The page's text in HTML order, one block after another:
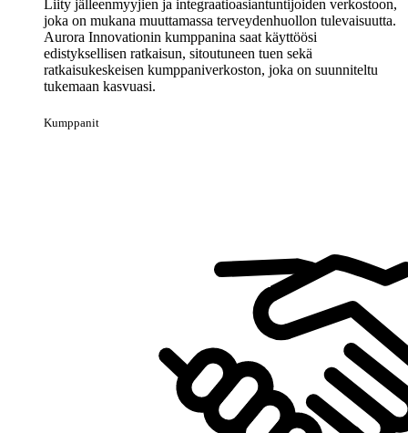
Liity jälleenmyyjien ja integraatioasiantuntijoiden verkostoon,
joka on mukana muuttamassa terveydenhuollon tulevaisuutta.
Aurora Innovationin kumppanina saat käyttöösi
edistyksellisen ratkaisun, sitoutuneen tuen sekä
ratkaisukeskeisen kumppaniverkoston, joka on suunniteltu
tukemaan kasvuasi.
Kumppanit